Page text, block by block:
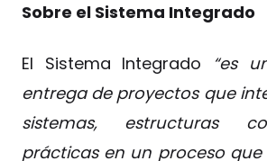
Sobre el Sistema Integrado
El Sistema Integrado “es
entrega de proyectos que
sistemas, estructuras
prácticas en un proceso